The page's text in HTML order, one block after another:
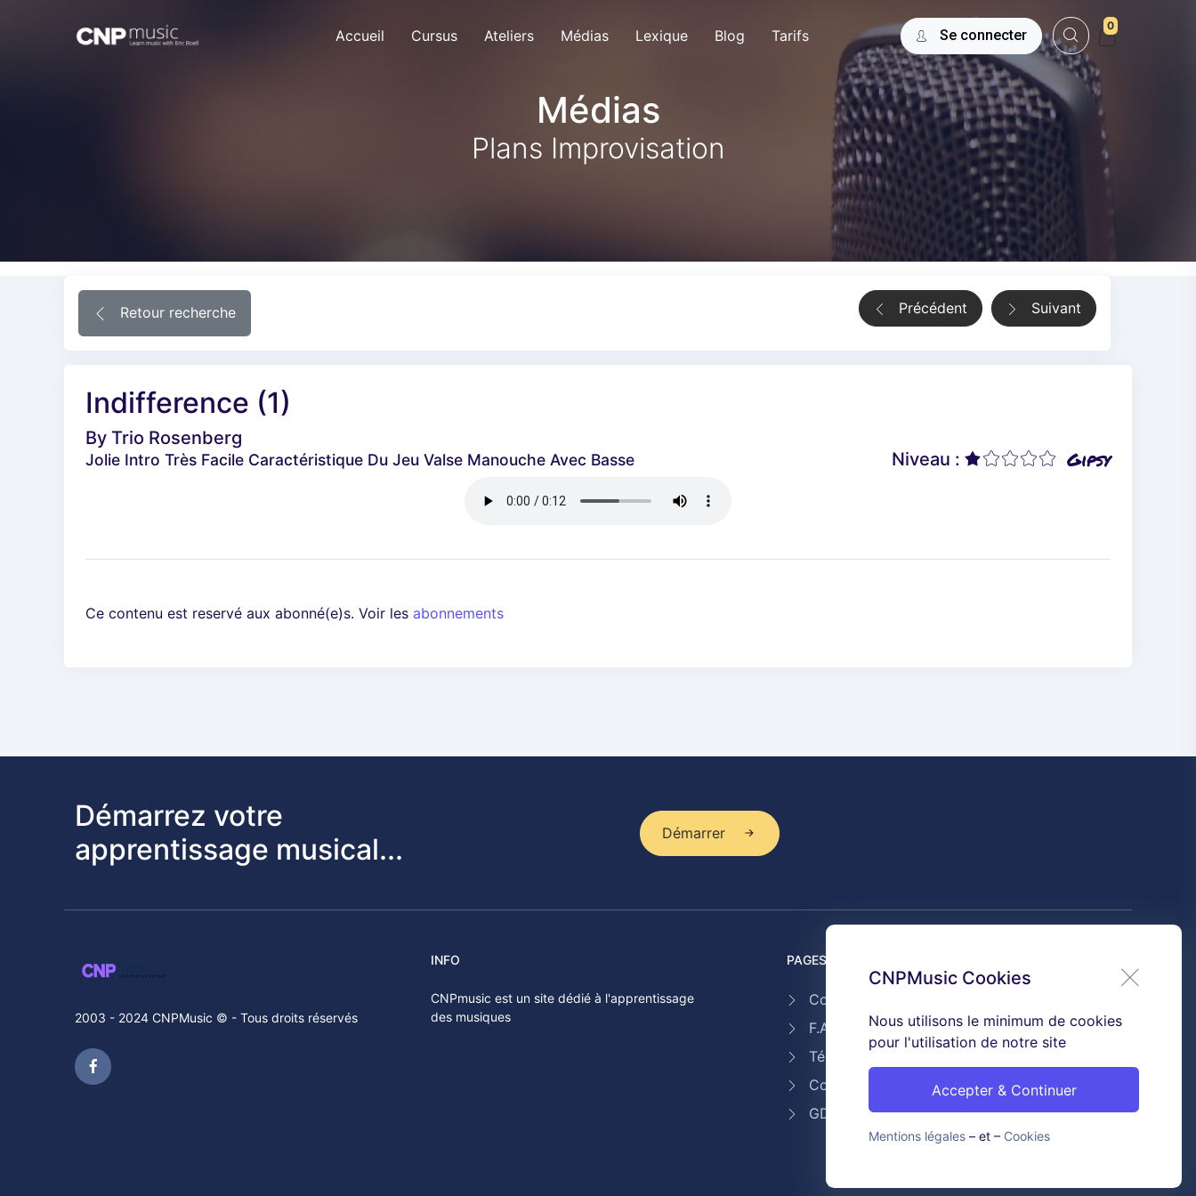
Accueil Cursus Ateliers Médias Lexique Blog Tarifs Se connecter
0
Médias
Plans Improvisation
Retour recherche Suivant
Précédent
Indifference (1)
By Trio Rosenberg
Jolie Intro Très Facile Caractéristique Du Jeu Valse Manouche Avec Basse Gipsy
Niveau :
Ce contenu est reservé aux abonné(e)s. Voir les abonnements
CNPMusic Cookies
Nous utilisons le minimum de cookies
pour l'utilisation de notre site
Accepter & Continuer
Mentions légales – et – Cookies
Démarrez votre
apprentissage musical...
Démarrer
2003 - 2024 CNPMusic © - Tous droits réservés
INFO
CNPmusic est un site dédié à l'apprentissage
des musiques
PAGES UTILES
Contact
F.A.Q
Témoignages
Conditions générales de ventes
GDPR & Cookies